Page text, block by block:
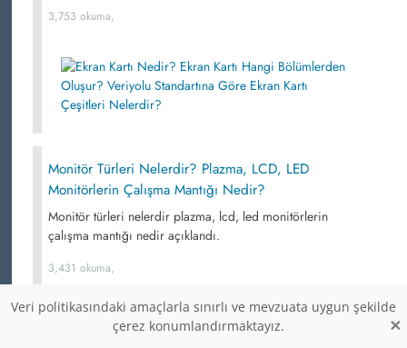
3,753 okuma,
Monitör Türleri Nelerdir? Plazma, LCD, LED
Monitörlerin Çalışma Mantığı Nedir?
Monitör türleri nelerdir plazma, lcd, led monitörlerin
çalışma mantığı nedir açıklandı.
3,431 okuma,
Veri politikasındaki amaçlarla sınırlı ve mevzuata uygun şekilde
çerez konumlandırmaktayız.
×